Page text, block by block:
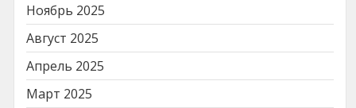
Ноябрь 2025
Август 2025
Апрель 2025
Март 2025